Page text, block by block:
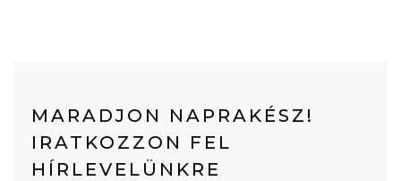
MARADJON NAPRAKÉSZ!
IRATKOZZON FEL
HÍRLEVELÜNKRE